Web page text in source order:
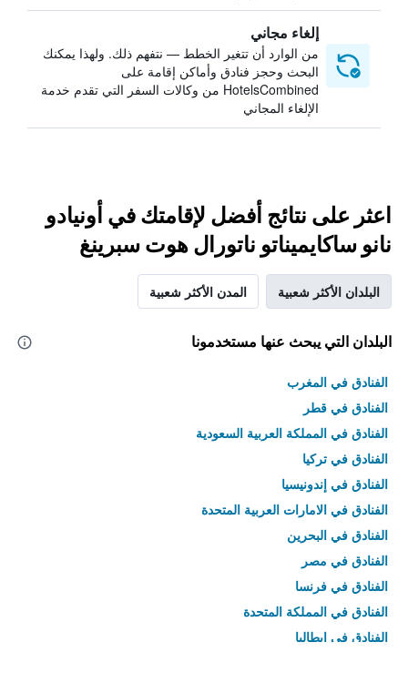
إلغاء مجاني
من الوارد أن تتغير الخطط — نتفهم ذلك. ولهذا يمكنك
البحث وحجز فنادق وأماكن إقامة على
HotelsCombined من وكالات السفر التي تقدم خدمة
الإلغاء المجاني
اعثر على نتائج أفضل لإقامتك في أونيادو
نانو ساكايميناتو ناتورال هوت سبرينغ
البلدان الأكثر شعبية المدن الأكثر شعبية
البلدان التي يبحث عنها مستخدمونا
الفنادق في المغرب
الفنادق في قطر
الفنادق في المملكة العربية السعودية
الفنادق في تركيا
الفنادق في إندونيسيا
الفنادق في الامارات العربية المتحدة
الفنادق في البحرين
الفنادق في مصر
الفنادق في فرنسا
الفنادق في المملكة المتحدة
الفنادق في إيطاليا